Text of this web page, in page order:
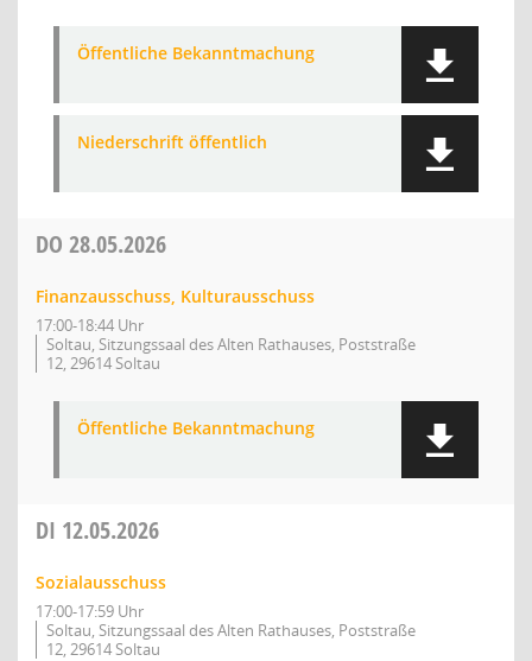
Öffentliche Bekanntmachung
Niederschrift öffentlich
DO 28.05.2026
Finanzausschuss, Kulturausschuss
17:00-18:44 Uhr
Soltau, Sitzungssaal des Alten Rathauses, Poststraße
12, 29614 Soltau
Öffentliche Bekanntmachung
DI 12.05.2026
Sozialausschuss
17:00-17:59 Uhr
Soltau, Sitzungssaal des Alten Rathauses, Poststraße
12, 29614 Soltau